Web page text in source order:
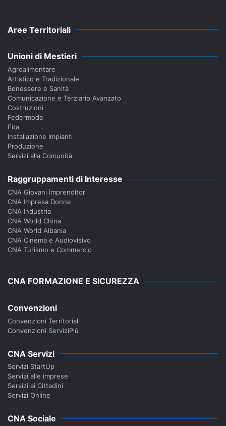
Aree Territoriali
Unioni di Mestieri
Agroalimentare
Artistico e Tradizionale
Benessere e Sanità
Comunicazione e Terziario Avanzato
Costruzioni
Federmoda
Fita
Installazione Impianti
Produzione
Servizi alla Comunità
Raggruppamenti di Interesse
CNA Giovani Imprenditori
CNA Impresa Donna
CNA Industria
CNA World China
CNA World Albania
CNA Cinema e Audiovisivo
CNA Turismo e Commercio
CNA FORMAZIONE E SICUREZZA
Convenzioni
Convenzioni Territoriali
Convenzioni ServiziPiù
CNA Servizi
Servizi StartUp
Servizi alle imprese
Servizi ai Cittadini
Servizi Online
CNA Sociale